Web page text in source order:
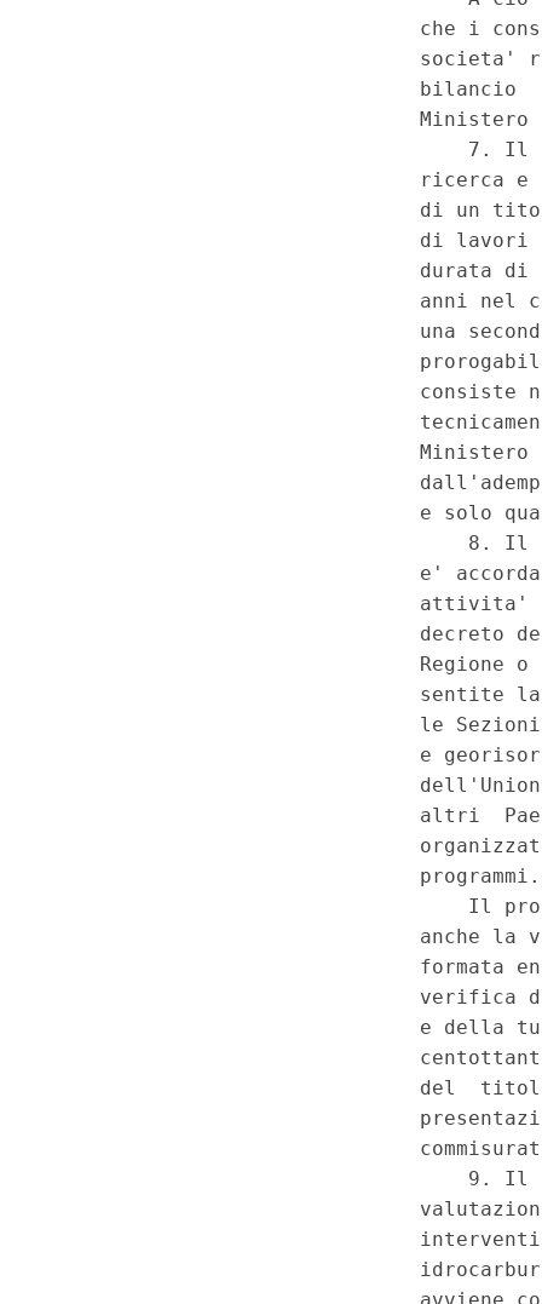
di impatto ambientale)
coltivazione di idrocarburi,
data di entrata in vigore del
inutilmente tale termine,
Ministero dell'ambiente e
mare per i seguiti istruttori
notizia al Ministero dello
che gli oneri di spesa
procedimenti di valutazione
versati all'entrata del
successivamente
della tutela del territorio e
Regione Lombardia -
competenza legislativa
di produzione, trasporto e
dell'energia, nonche' in
edilizia, di salute pubblica,
locali - Lesione dei principi
differenziazione e
principio di leale
finanziaria regionale. -
n. 133, convertito, con
novembre 2014, n. 164, art.
particolare, comma 4. -
secondo e terzo, 118 e 119,
l'art. 3. Energia - Misure per
energetiche nazionali
del 2014 (c.d. «sblocca
Governo alla Regione
valutazione di impatto